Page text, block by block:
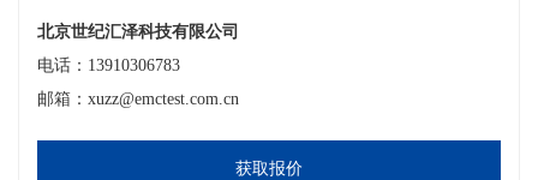
北京世纪汇泽科技有限公司
电话：13910306783
邮箱：xuzz@emctest.com.cn
获取报价